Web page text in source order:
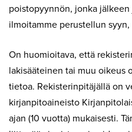
poistopyynnön, jonka
ilmoitamme perustellun
On huomioitava, että
lakisääteinen tai muu oikeus
tietoa. Rekisterinpitäjällä on
kirjanpitoaineisto
ajan (10 vuotta) mukaisesti.